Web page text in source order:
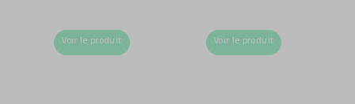
Voir le produit Voir le produit